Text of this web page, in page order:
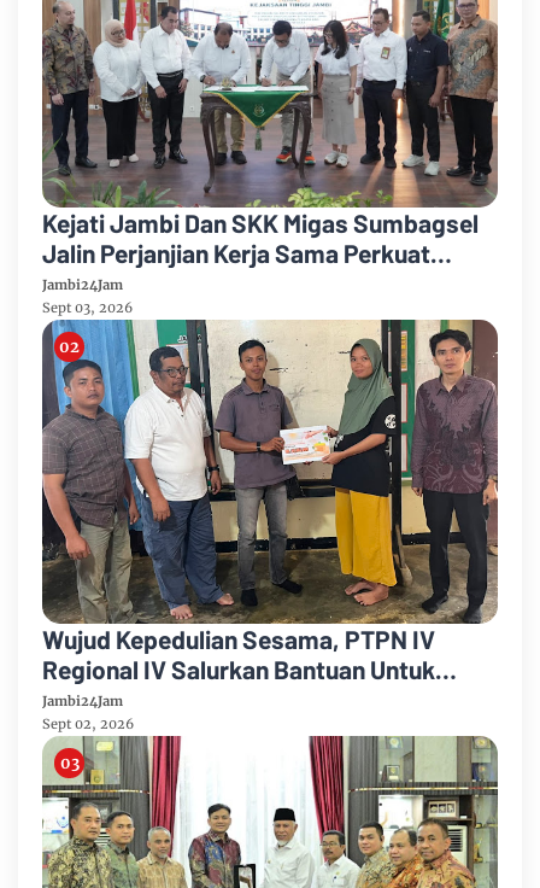
Kejati Jambi Dan SKK Migas Sumbagsel
Jalin Perjanjian Kerja Sama Perkuat
Kepastian Hukum
Jambi24Jam
Sept 03, 2026
Wujud Kepedulian Sesama, PTPN IV
Regional IV Salurkan Bantuan Untuk
Pengobatan Putri Karyawan Pemanen
Jambi24Jam
Sept 02, 2026